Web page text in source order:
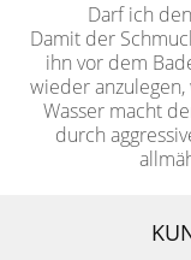
Darf ich
Damit der
ihn vor dem
wieder
Wasser macht
durch